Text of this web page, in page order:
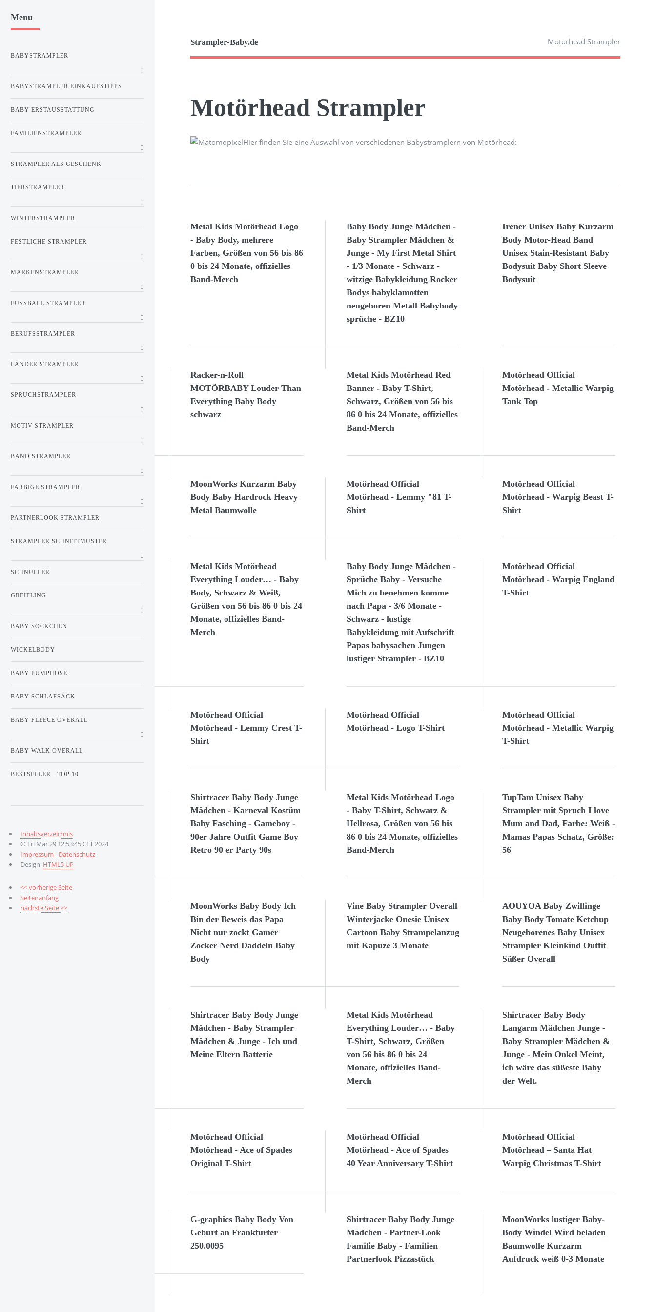
Strampler-Baby.de Motörhead Strampler
Motörhead Strampler
Hier finden Sie eine Auswahl von verschiedenen Babystramplern von Motörhead:
Metal Kids Motörhead Logo
- Baby Body, mehrere
Farben, Größen von 56 bis 86
0 bis 24 Monate, offizielles
Band-Merch
Baby Body Junge Mädchen -
Baby Strampler Mädchen &
Junge - My First Metal Shirt
- 1/3 Monate - Schwarz -
witzige Babykleidung Rocker
Bodys babyklamotten
neugeboren Metall Babybody
sprüche - BZ10
Irener Unisex Baby Kurzarm
Body Motor-Head Band
Unisex Stain-Resistant Baby
Bodysuit Baby Short Sleeve
Bodysuit
Racker-n-Roll
MOTÖRBABY Louder Than
Everything Baby Body
schwarz
Metal Kids Motörhead Red
Banner - Baby T-Shirt,
Schwarz, Größen von 56 bis
86 0 bis 24 Monate, offizielles
Band-Merch
Motörhead Official
Motörhead - Metallic Warpig
Tank Top
MoonWorks Kurzarm Baby
Body Baby Hardrock Heavy
Metal Baumwolle
Motörhead Official
Motörhead - Lemmy "81 T-
Shirt
Motörhead Official
Motörhead - Warpig Beast T-
Shirt
Metal Kids Motörhead
Everything Louder… - Baby
Body, Schwarz & Weiß,
Größen von 56 bis 86 0 bis 24
Monate, offizielles Band-
Merch
Baby Body Junge Mädchen -
Sprüche Baby - Versuche
Mich zu benehmen komme
nach Papa - 3/6 Monate -
Schwarz - lustige
Babykleidung mit Aufschrift
Papas babysachen Jungen
lustiger Strampler - BZ10
Motörhead Official
Motörhead - Warpig England
T-Shirt
Motörhead Official
Motörhead - Lemmy Crest T-
Shirt
Motörhead Official
Motörhead - Logo T-Shirt
Motörhead Official
Motörhead - Metallic Warpig
T-Shirt
Shirtracer Baby Body Junge
Mädchen - Karneval Kostüm
Baby Fasching - Gameboy -
90er Jahre Outfit Game Boy
Retro 90 er Party 90s
Metal Kids Motörhead Logo
- Baby T-Shirt, Schwarz &
Hellrosa, Größen von 56 bis
86 0 bis 24 Monate, offizielles
Band-Merch
TupTam Unisex Baby
Strampler mit Spruch I love
Mum and Dad, Farbe: Weiß -
Mamas Papas Schatz, Größe:
56
MoonWorks Baby Body Ich
Bin der Beweis das Papa
Nicht nur zockt Gamer
Zocker Nerd Daddeln Baby
Body
Vine Baby Strampler Overall
Winterjacke Onesie Unisex
Cartoon Baby Strampelanzug
mit Kapuze 3 Monate
AOUYOA Baby Zwillinge
Baby Body Tomate Ketchup
Neugeborenes Baby Unisex
Strampler Kleinkind Outfit
Süßer Overall
Shirtracer Baby Body Junge
Mädchen - Baby Strampler
Mädchen & Junge - Ich und
Meine Eltern Batterie
Metal Kids Motörhead
Everything Louder… - Baby
T-Shirt, Schwarz, Größen
von 56 bis 86 0 bis 24
Monate, offizielles Band-
Merch
Shirtracer Baby Body
Langarm Mädchen Junge -
Baby Strampler Mädchen &
Junge - Mein Onkel Meint,
ich wäre das süßeste Baby
der Welt.
Motörhead Official
Motörhead - Ace of Spades
Original T-Shirt
Motörhead Official
Motörhead - Ace of Spades
40 Year Anniversary T-Shirt
Motörhead Official
Motörhead – Santa Hat
Warpig Christmas T-Shirt
G-graphics Baby Body Von
Geburt an Frankfurter
250.0095
Shirtracer Baby Body Junge
Mädchen - Partner-Look
Familie Baby - Familien
Partnerlook Pizzastück
MoonWorks lustiger Baby-
Body Windel Wird beladen
Baumwolle Kurzarm
Aufdruck weiß 0-3 Monate
Menu
BABYSTRAMPLER
BABYSTRAMPLER EINKAUFSTIPPS
BABY ERSTAUSSTATTUNG
FAMILIENSTRAMPLER
STRAMPLER ALS GESCHENK
TIERSTRAMPLER
WINTERSTRAMPLER
FESTLICHE STRAMPLER
MARKENSTRAMPLER
FUSSBALL STRAMPLER
BERUFSSTRAMPLER
LÄNDER STRAMPLER
SPRUCHSTRAMPLER
MOTIV STRAMPLER
BAND STRAMPLER
FARBIGE STRAMPLER
PARTNERLOOK STRAMPLER
STRAMPLER SCHNITTMUSTER
SCHNULLER
GREIFLING
BABY SÖCKCHEN
WICKELBODY
BABY PUMPHOSE
BABY SCHLAFSACK
BABY FLEECE OVERALL
BABY WALK OVERALL
BESTSELLER - TOP 10
Inhaltsverzeichnis
© Fri Mar 29 12:53:45 CET 2024
Impressum - Datenschutz
Design: HTML5 UP
<< vorherige Seite
Seitenanfang
nächste Seite >>